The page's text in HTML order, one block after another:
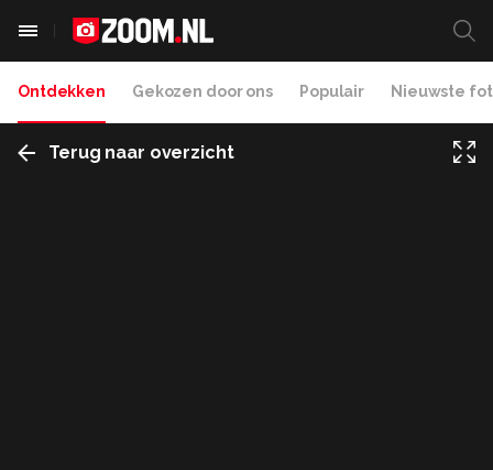
Ontdekken Gekozen door ons Populair Nieuwste
Terug naar overzicht